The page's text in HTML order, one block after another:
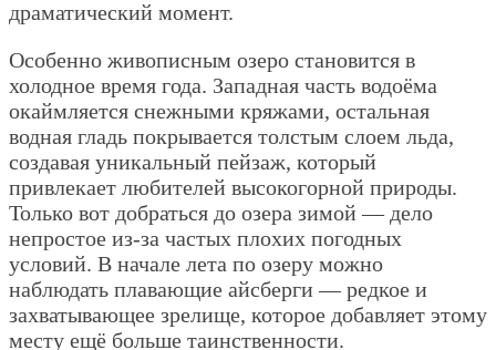
драматический момент.
Особенно живописным озеро становится в
холодное время года. Западная часть водоёма
окаймляется снежными кряжами, остальная
водная гладь покрывается толстым слоем льда,
создавая уникальный пейзаж, который
привлекает любителей высокогорной природы.
Только вот добраться до озера зимой — дело
непростое из-за частых плохих погодных
условий. В начале лета по озеру можно
наблюдать плавающие айсберги — редкое и
захватывающее зрелище, которое добавляет этому
месту ещё больше таинственности.